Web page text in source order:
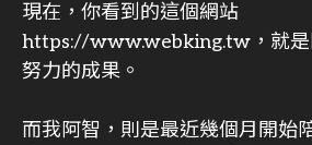
現在，你看到的這個網站
https://www.webking.tw，就是
努力的成果。
而我阿智，則是最近幾個月開始